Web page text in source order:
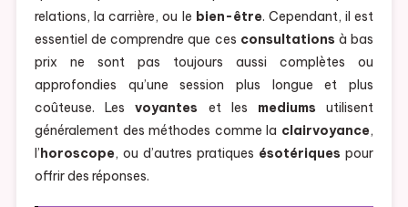
relations, la carrière, ou le bien-être. Cependant, il est
essentiel de comprendre que ces consultations à bas
prix ne sont pas toujours aussi complètes ou
approfondies qu’une session plus longue et plus
coûteuse. Lesvoyantes et les mediums utilisent
généralement des méthodes comme la clairvoyance,
l’horoscope, ou d’autres pratiques ésotériques pour
offrir des réponses.